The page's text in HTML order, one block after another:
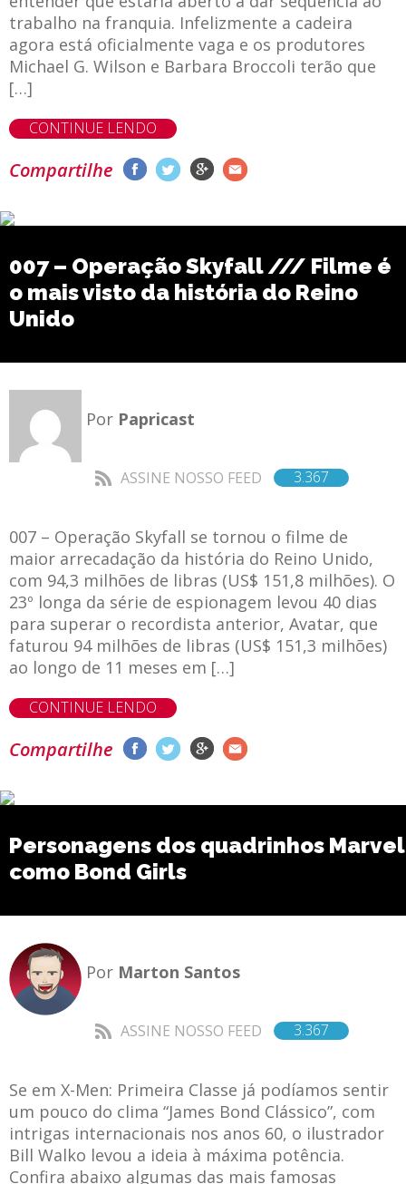
trabalho na franquia. Infelizmente a cadeira
agora está oficialmente vaga e os produtores
Michael G. Wilson e Barbara Broccoli terão que
[…]
CONTINUE LENDO
Compartilhe
007 – Operação Skyfall /// Filme é
o mais visto da história do Reino
Unido
Por Papricast
ASSINE NOSSO FEED 3.367
007 – Operação Skyfall se tornou o filme de
maior arrecadação da história do Reino Unido,
com 94,3 milhões de libras (US$ 151,8 milhões). O
23º longa da série de espionagem levou 40 dias
para superar o recordista anterior, Avatar, que
faturou 94 milhões de libras (US$ 151,3 milhões)
ao longo de 11 meses em […]
CONTINUE LENDO
Compartilhe
Personagens dos quadrinhos Marvel
como Bond Girls
Por Marton Santos
ASSINE NOSSO FEED 3.367
Se em X-Men: Primeira Classe já podíamos sentir
um pouco do clima “James Bond Clássico”, com
intrigas internacionais nos anos 60, o ilustrador
Bill Walko levou a ideia à máxima potência.
Confira abaixo algumas das mais famosas